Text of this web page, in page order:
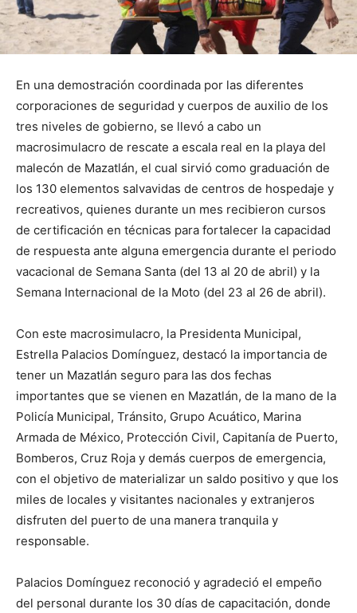
En una demostración coordinada por las diferentes
corporaciones de seguridad y cuerpos de auxilio de los
tres niveles de gobierno, se llevó a cabo un
macrosimulacro de rescate a escala real en la playa del
malecón de Mazatlán, el cual sirvió como graduación de
los 130 elementos salvavidas de centros de hospedaje y
recreativos, quienes durante un mes recibieron cursos
de certificación en técnicas para fortalecer la capacidad
de respuesta ante alguna emergencia durante el periodo
vacacional de Semana Santa (del 13 al 20 de abril) y la
Semana Internacional de la Moto (del 23 al 26 de abril).
Con este macrosimulacro, la Presidenta Municipal,
Estrella Palacios Domínguez, destacó la importancia de
tener un Mazatlán seguro para las dos fechas
importantes que se vienen en Mazatlán, de la mano de la
Policía Municipal, Tránsito, Grupo Acuático, Marina
Armada de México, Protección Civil, Capitanía de Puerto,
Bomberos, Cruz Roja y demás cuerpos de emergencia,
con el objetivo de materializar un saldo positivo y que los
miles de locales y visitantes nacionales y extranjeros
disfruten del puerto de una manera tranquila y
responsable.
Palacios Domínguez reconoció y agradeció el empeño
del personal durante los 30 días de capacitación, donde